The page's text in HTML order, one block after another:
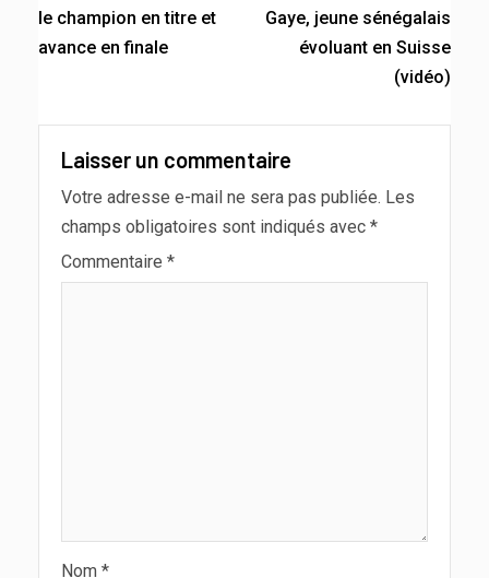
le champion en titre et
avance en finale
Gaye, jeune sénégalais
évoluant en Suisse
(vidéo)
Laisser un commentaire
Votre adresse e-mail ne sera pas publiée. Les
champs obligatoires sont indiqués avec *
Commentaire *
Nom *